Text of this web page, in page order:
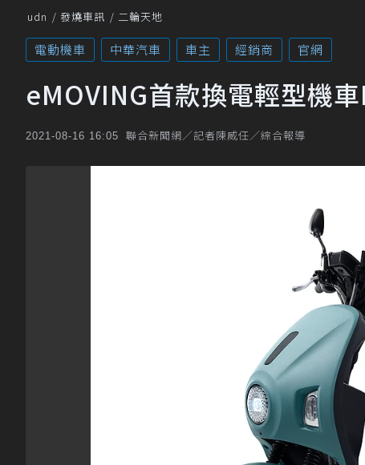
udn 發燒車訊 二輪天地
電動機車 中華汽車 車主 經銷商 官網
eMOVING首款換電輕型機
2021-08-16 16:05 聯合新聞網／記者陳威任／綜合報導